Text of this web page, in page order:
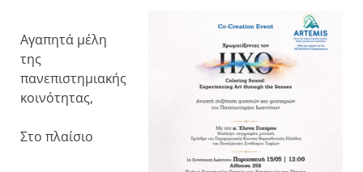
Αγαπητά μέλη
της
πανεπιστημιακής
κοινότητας,
Στο πλαίσιο